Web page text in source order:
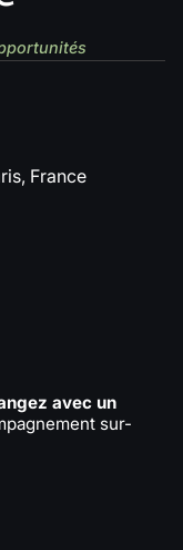
France
avec un
sur-